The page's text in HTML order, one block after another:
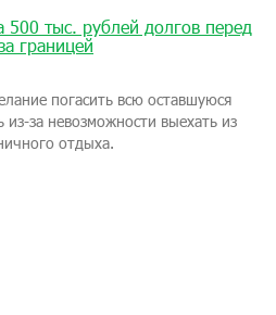
500 тыс. рублей долгов перед
границей
погасить всю оставшуюся
за невозможности выехать из
отдыха.